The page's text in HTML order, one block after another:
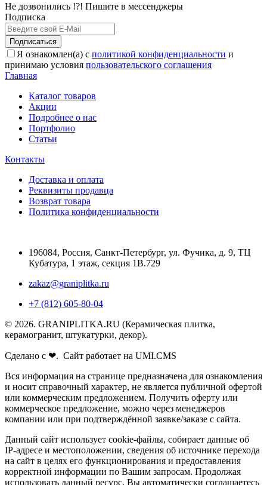
Не дозвонились !?! Пишите в мессенджеры
Подписка
Подписаться
Я ознакомлен(а) с политикой конфиденциальности и
принимаю условия пользовательского соглашения
Главная
Каталог товаров
Акции
Подробнее о нас
Портфолио
Статьи
Контакты
Доставка и оплата
Реквизиты продавца
Возврат товара
Политика конфиденциальности
196084, Россия, Санкт-Петербург, ул. Фучика, д. 9, ТЦ
Кубатура, 1 этаж, секция 1В.729
zakaz@graniplitka.ru
+7 (812) 605-80-04
© 2026. GRANIPLITKA.RU (Керамическая плитка,
керамогранит, штукатурки, декор).
Сделано с ❤. Сайт работает на UMI.CMS
Вся информация на странице предназначена для ознакомления
и носит справочный характер, не является публичной офертой
или коммерческим предложением. Получить оферту или
коммерческое предложение, можно через менеджеров
компании или при подтверждённой заявке/заказе с сайта.
Данный сайт использует cookie-файлы, собирает данные об
IP-адресе и местоположении, сведения об источнике перехода
на сайт в целях его функционирования и предоставления
корректной информации по Вашим запросам. Продолжая
использовать данный ресурс, Вы автоматически соглашаетесь